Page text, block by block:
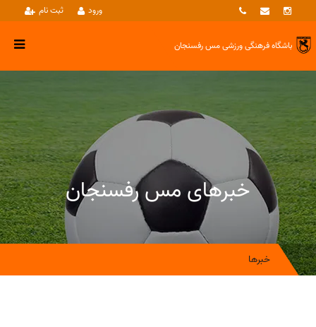
ثبت نام ورود
باشگاه فرهنگی ورزشیمس رفسنجان
خبرهای مس رفسنجان
خبرها